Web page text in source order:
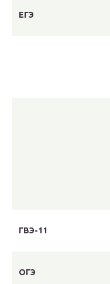
ЕГЭ
ГВЭ-11
ОГЭ